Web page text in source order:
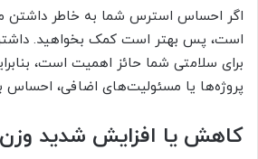
اگر احساس استرس شما به خاطر داشتن
است، پس بهتر است کمک بخواهید.
برای سلامتی شما حائز اهمیت است،
پروژه‌ها یا مسئولیت‌های اضافی، احساس
کاهش یا افزایش شدید وزن